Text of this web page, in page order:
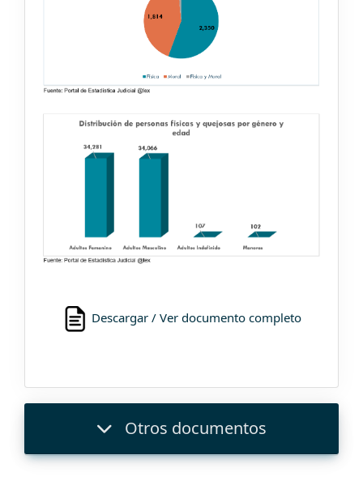
Descargar / Ver documento completo
Otros documentos